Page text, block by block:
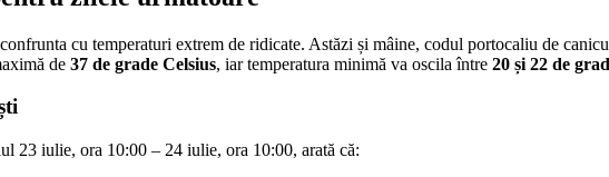
cu temperaturi extrem de ridicate. Astăzi și mâine, codul portocaliu de
de 37 de grade Celsius, iar temperatura minimă va oscila între 20 și 22 de
23 iulie, ora 10:00 – 24 iulie, ora 10:00, arată că: